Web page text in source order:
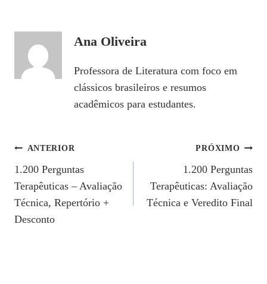
Ana Oliveira
Professora de Literatura com foco em
clássicos brasileiros e resumos
acadêmicos para estudantes.
Navegação
De
Post
ANTERIOR
1.200 Perguntas
Terapêuticas – Avaliação
Técnica, Repertório +
Desconto
PRÓXIMO
1.200 Perguntas
Terapêuticas: Avaliação
Técnica e Veredito Final